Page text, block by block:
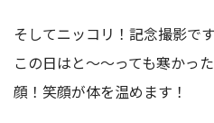
そしてニッコリ！記念撮影です
この日はと～～っても寒かっ
顔！笑顔が体を温めます！